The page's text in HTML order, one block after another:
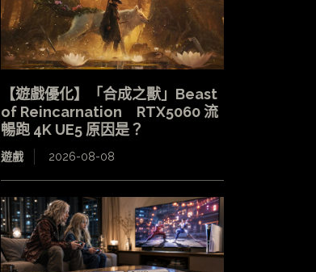
【遊戲優化】「合成之獸」Beast
of Reincarnation RTX5060 流
暢跑 4K UE5 原因是？
遊戲 2026-08-08